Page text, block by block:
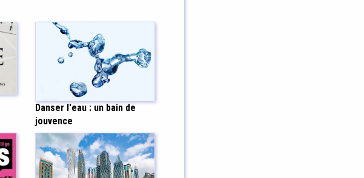
Danser l'eau : un bain de
jouvence